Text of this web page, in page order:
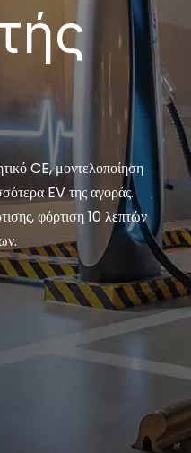
CE, μοντελοποίηση
EV της αγοράς.
φόρτιση 10 λεπτών